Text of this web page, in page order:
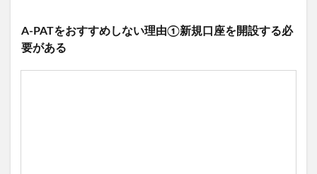
A-PATをおすすめしない理由①新規口座を開設する必
要がある